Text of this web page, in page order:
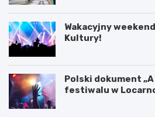
Wakacyjny
Kultury!
Polski dokument
festiwalu w